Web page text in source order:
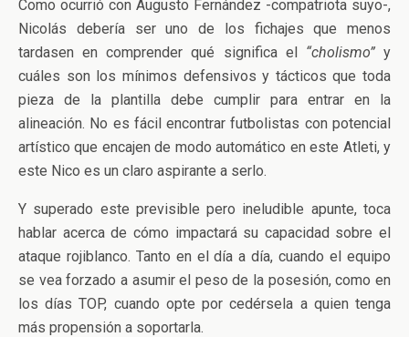
Como ocurrió con Augusto Fernández -compatriota suyo-,
Nicolás debería ser uno de los fichajes que menos
tardasen en comprender qué significa el “cholismo”y
cuáles son los mínimos defensivos y tácticos que toda
pieza de la plantilla debe cumplir para entrar en la
alineación. No es fácil encontrar futbolistas con potencial
artístico que encajen de modo automático en este Atleti, y
este Nico es un claro aspirante a serlo.
Y superado este previsible pero ineludible apunte, toca
hablar acerca de cómo impactará su capacidad sobre el
ataque rojiblanco. Tanto en el día a día, cuando el equipo
se vea forzado a asumir el peso de la posesión, como en
los días TOP, cuando opte por cedérsela a quien tenga
más propensión a soportarla.